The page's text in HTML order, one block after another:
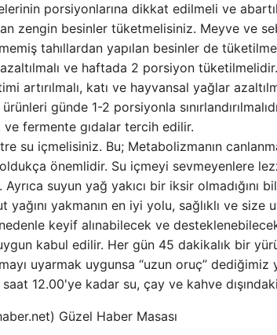
porsiyonlarına dikkat edilmeli ve
zengin besinler tüketmelisiniz. Meyve ve
tahıllardan yapılan besinler de
azaltılmalı ve haftada 2 porsiyon tüketilmelidir.
artırılmalı, katı ve hayvansal yağlar
günde 1-2 porsiyonla
fermente gıdalar tercih edilir.
su içmelisiniz. Bu; Metabolizmanın
oldukça önemlidir. Su içmeyi sevmeyenlere
suyun yağ yakıcı bir iksir olmadığını
yağını yakmanın en iyi yolu, sağlıklı ve
keyif alınabilecek ve
kabul edilir. Her gün 45 dakikalık bir
uyarmak uygunsa “uzun oruç”
12.00'ye kadar su, çay ve kahve
Güzel Haber Masası